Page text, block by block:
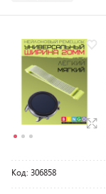
Код: 306858